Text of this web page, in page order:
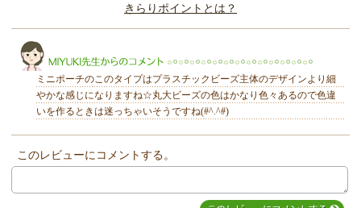
きらりポイントとは？
MIYUKI先生からのコメント
ミニポーチのこのタイプはプラスチックビーズ主体のデザインより細
やかな感じになりますね☆丸大ビーズの色はかなり色々あるので色違
いを作るときは迷っちゃいそうですね(#^.^#)
このレビューにコメントする。